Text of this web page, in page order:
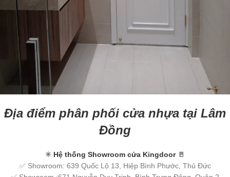
Địa điểm phân phối cửa nhựa tại Lâm
Đồng
✳ Hệ thống Showroom cửa Kingdoor🚪
✅ Showroom: 639 Quốc Lộ 13, Hiệp Bình Phước, Thủ Đức